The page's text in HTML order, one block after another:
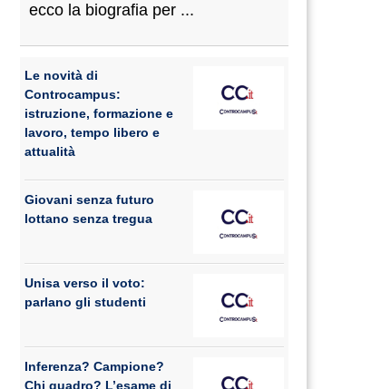
ecco la biografia per ...
Le novità di
Controcampus:
istruzione, formazione e
lavoro, tempo libero e
attualità
Giovani senza futuro
lottano senza tregua
Unisa verso il voto:
parlano gli studenti
Inferenza? Campione?
Chi quadro? L’esame di